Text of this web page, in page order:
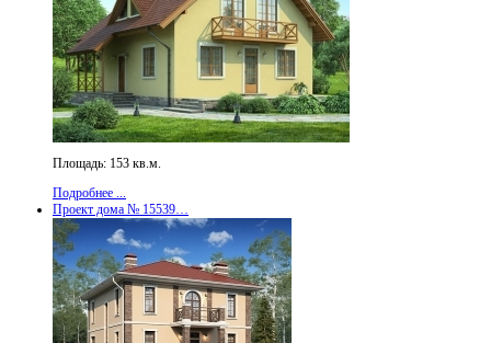
Площадь: 153 кв.м.
Подробнее ...
Проект дома № 15539…